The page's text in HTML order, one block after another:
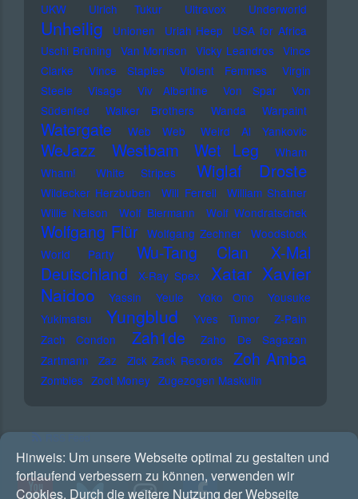
UKW Ulrich Tukur Ultravox Underworld
Unheilig Unionen Uriah Heep
USA for Africa
Uschi Brüning Van Morrison Vicky Leandros Vince
Clarke
Vince Staples Violent Femmes
Virgin
Steele
Visage Viv Albertine Von Spar
Von
Südenfed
Walker Brothers Wanda Warpaint
Watergate Web Web Weird Al Yankovic
WeJazz Westbam Wet Leg
Wham
Wham!
White Stripes Wiglaf Droste
Wildecker Herzbuben Will Ferrell
William Shatner
Willie Nelson
Wolf Biermann Wolf Wondratschek
Wolfgang Flür Wolfgang Zechner
Woodstock
World Party
Wu-Tang Clan
X-Mal
Deutschland
X-Ray Spex Xatar Xavier
Naidoo
Yassin Yeule Yoko Ono
Yousuke
Yukimatsu
Yungblud Yves Tumor
Z-Pain
Zach Condon
Zah1de
Zaho De Sagazan
Zartmann
Zaz Zick Zack Records Zoh Amba
Zombies Zoot Money Zugezogen Maskulin
Hinweis: Um unsere Webseite optimal zu gestalten und
fortlaufend verbessern zu können, verwenden wir
Cookies. Durch die weitere Nutzung der Webseite